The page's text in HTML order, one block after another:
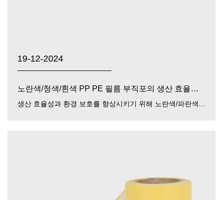
19-12-2024
노란색/청색/흰색 PP PE 필름 부직포의 생산 효율성과 환경 보호를 개선하는 방법은 무엇입니까?